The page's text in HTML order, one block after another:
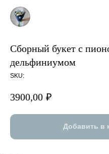
Сборный букет с
дельфиниумом
SKU:
3900,00 ₽
Добавить в